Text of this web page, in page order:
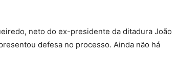
neto do ex-presidente da ditadura João
defesa no processo. Ainda não há